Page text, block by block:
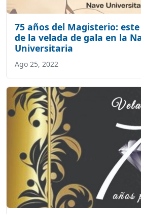
75 años del Magisterio:
de la velada de gala en la
Universitaria
Ago 25, 2022